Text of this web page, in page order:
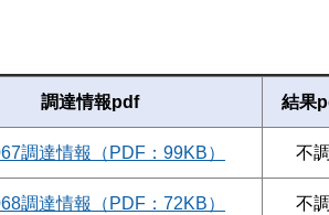
調達情報pdf 結果
調達情報（PDF：99KB） 不
調達情報（PDF：72KB） 不